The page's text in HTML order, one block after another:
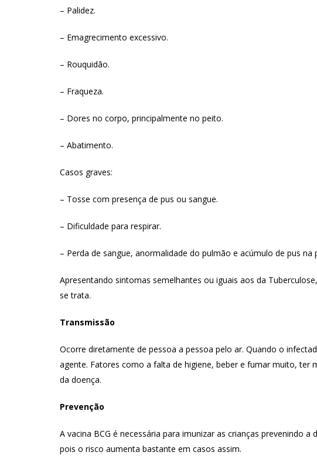
– Palidez.
– Emagrecimento excessivo.
– Rouquidão.
– Fraqueza.
– Dores no corpo, principalmente no peito.
– Abatimento.
Casos graves:
– Tosse com presença de pus ou sangue.
– Dificuldade para respirar.
– Perda de sangue, anormalidade do pulmão e acúmulo de pus na
Apresentando sintomas semelhantes ou iguais aos da
se trata.
Transmissão
Ocorre diretamente de pessoa a pessoa pelo ar. Quando o
agente. Fatores como a falta de higiene, beber e fumar muito,
da doença.
Prevenção
A vacina BCG é necessária para imunizar as crianças prevenindo
pois o risco aumenta bastante em casos assim.